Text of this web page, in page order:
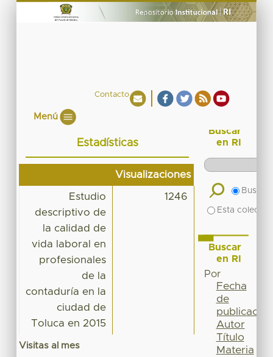
Contacto
Menú
Estadísticas
Visualizaciones
Estudio
descriptivo de
la calidad de
vida laboral en
profesionales
de la
contaduría en la
ciudad de
Toluca en 2015
1246
Visitas al mes
Buscar
en RI
Buscar
Esta
Buscar
en RI
Por
Fecha
de
publicación
Autor
Título
Materia